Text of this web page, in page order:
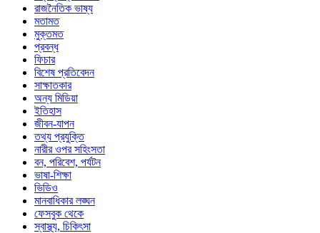
রাজনৈতিক ভাষ্য
মতামত
মুক্তমত
প্রবন্ধ
ফিচার
বিশেষ প্রতিবেদন
সাক্ষাতকার
অন্য মিডিয়া
ইতিহাস
জীবন-যাপন
তথ্য প্রযুক্তি
নারীর ওপর সহিংসতা
বন, পরিবেশ, পর্যটন
ভাষা-শিক্ষা
ভিডিও
মানবাধিকার লঙ্ঘন
ফেসবুক থেকে
স্বাস্থ্য, চিকিৎসা